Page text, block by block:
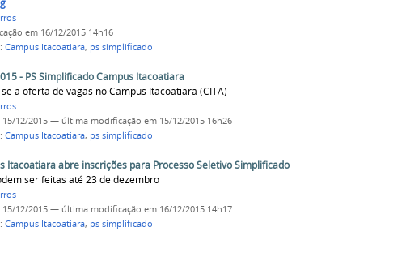
em 16/12/2015 14h16
Campus Itacoatiara, ps simplificado
- PS Simplificado Campus Itacoatiara
a oferta de vagas no Campus Itacoatiara (CITA)
15/12/2015 — última modificação em 15/12/2015 16h26
Campus Itacoatiara, ps simplificado
Itacoatiara abre inscrições para Processo Seletivo Simplificado
ser feitas até 23 de dezembro
15/12/2015 — última modificação em 16/12/2015 14h17
Campus Itacoatiara, ps simplificado